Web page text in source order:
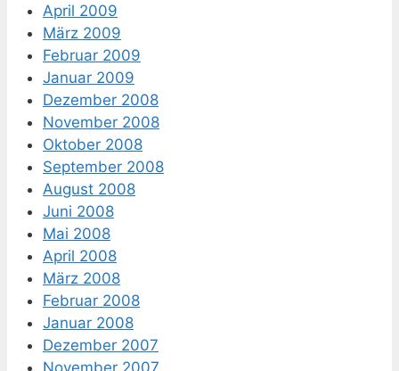
April 2009
März 2009
Februar 2009
Januar 2009
Dezember 2008
November 2008
Oktober 2008
September 2008
August 2008
Juni 2008
Mai 2008
April 2008
März 2008
Februar 2008
Januar 2008
Dezember 2007